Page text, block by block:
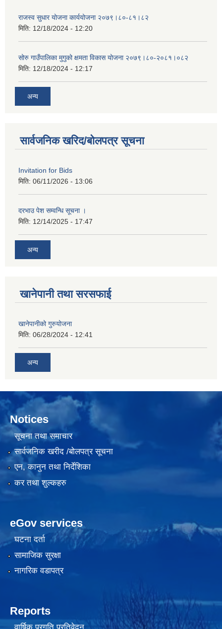
राजस्व सुधार योजना कार्ययोजना २०७९।८०-८१।८२
मिति: 12/18/2024 - 12:20
सोरु गाउँपालिका मुगुको क्षमता विकास योजना २०७९।८०-२०८१।०८२
मिति: 12/18/2024 - 12:17
अन्य
सार्वजनिक खरिद/बोलपत्र सूचना
Invitation for Bids
मिति: 06/11/2026 - 13:06
दरभाउ पेश सम्वन्धि सूचना ।
मिति: 12/14/2025 - 17:47
अन्य
खानेपानी तथा सरसफाई
खानेपानीको गुरुयोजना
मिति: 06/28/2024 - 12:41
अन्य
Notices
सूचना तथा समाचार
सार्वजनिक खरीद /बोलपत्र सूचना
एन, कानुन तथा निर्देशिका
कर तथा शुल्कहरु
eGov services
घटना दर्ता
सामाजिक सुरक्षा
नागरिक वडापत्र
Reports